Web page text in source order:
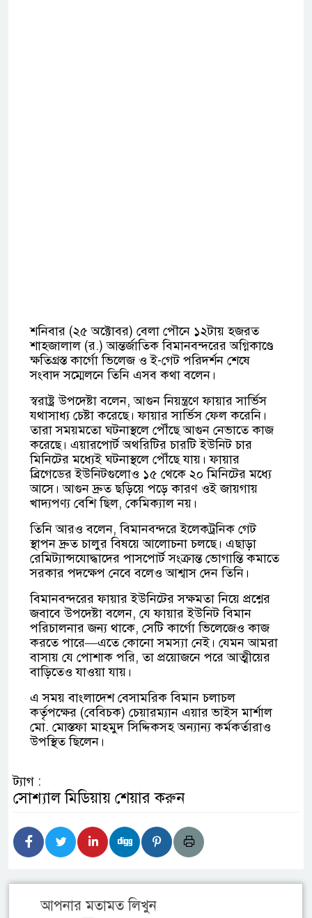
শনিবার (২৫ অক্টোবর) বেলা পৌনে ১২টায় হজরত
শাহজালাল (র.) আন্তর্জাতিক বিমানবন্দরের অগ্নিকাণ্ডে
ক্ষতিগ্রস্ত কার্গো ভিলেজ ও ই-গেট পরিদর্শন শেষে
সংবাদ সম্মেলনে তিনি এসব কথা বলেন।
স্বরাষ্ট্র উপদেষ্টা বলেন, আগুন নিয়ন্ত্রণে ফায়ার সার্ভিস
যথাসাধ্য চেষ্টা করেছে। ফায়ার সার্ভিস ফেল করেনি।
তারা সময়মতো ঘটনাস্থলে পৌঁছে আগুন নেভাতে কাজ
করেছে। এয়ারপোর্ট অথরিটির চারটি ইউনিট চার
মিনিটের মধ্যেই ঘটনাস্থলে পৌঁছে যায়। ফায়ার
ব্রিগেডের ইউনিটগুলোও ১৫ থেকে ২০ মিনিটের মধ্যে
আসে। আগুন দ্রুত ছড়িয়ে পড়ে কারণ ওই জায়গায়
খাদ্যপণ্য বেশি ছিল, কেমিক্যাল নয়।
তিনি আরও বলেন, বিমানবন্দরে ইলেকট্রনিক গেট
স্থাপন দ্রুত চালুর বিষয়ে আলোচনা চলছে। এছাড়া
রেমিট্যান্সযোদ্ধাদের পাসপোর্ট সংক্রান্ত ভোগান্তি কমাতে
সরকার পদক্ষেপ নেবে বলেও আশ্বাস দেন তিনি।
বিমানবন্দরের ফায়ার ইউনিটের সক্ষমতা নিয়ে প্রশ্নের
জবাবে উপদেষ্টা বলেন, যে ফায়ার ইউনিট বিমান
পরিচালনার জন্য থাকে, সেটি কার্গো ভিলেজেও কাজ
করতে পারে—এতে কোনো সমস্যা নেই। যেমন আমরা
বাসায় যে পোশাক পরি, তা প্রয়োজনে পরে আত্মীয়ের
বাড়িতেও যাওয়া যায়।
এ সময় বাংলাদেশ বেসামরিক বিমান চলাচল
কর্তৃপক্ষের (বেবিচক) চেয়ারম্যান এয়ার ভাইস মার্শাল
মো. মোস্তফা মাহমুদ সিদ্দিকসহ অন্যান্য কর্মকর্তারাও
উপস্থিত ছিলেন।
ট্যাগ :
সোশ্যাল মিডিয়ায় শেয়ার করুন
আপনার মতামত লিখুন